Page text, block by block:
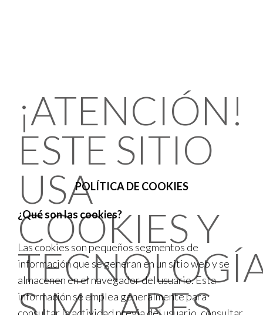
¡ATENCIÓN!
ESTE SITIO
USA
COOKIES Y
POLÍTICA DE COOKIES
¿Qué son las cookies?
Las cookies son pequeños segmentos de
información que se generan en un sitio web y se
almacenen en el navegador del usuario. Esta
información se emplea generalmente para